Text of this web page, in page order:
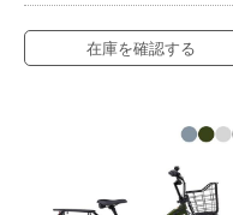
在庫を確認する